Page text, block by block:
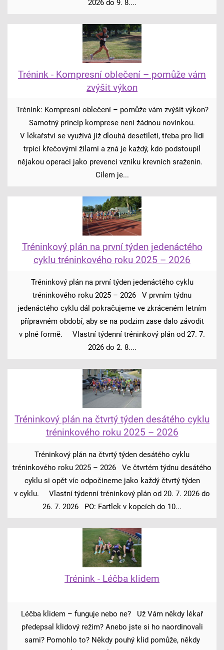
2026 do 9. 8....
Trénink - Kompresní oblečení – pomůže vám
zvýšit výkon
Trénink: Kompresní oblečení – pomůže vám zvýšit výkon?
Samotný princip komprese není žádnou novinkou.
V lékařství se využívá již dlouhá desetiletí, třeba pro lidi
trpící křečovými žilami a zná je každý, kdo podstoupil
nějakou operaci jako prevenci vzniku krevních sraženin.
Cílem je...
Tréninkový plán na první týden jedenáctého
cyklu tréninkového roku 2025 – 2026
Tréninkový plán na první týden jedenáctého cyklu
tréninkového roku 2025 – 2026 V prvním týdnu
jedenáctého cyklu dál pokračujeme ve zkráceném letním
přípravném období, aby se na podzim zase dalo závodit
v plné formě. Vlastní týdenní tréninkový plán od 27. 7.
2026 do 2. 8....
Tréninkový plán na čtvrtý týden desátého cyklu
tréninkového roku 2025 – 2026
Tréninkový plán na čtvrtý týden desátého cyklu
tréninkového roku 2025 – 2026 Ve čtvrtém týdnu desátého
cyklu si opět víc odpočineme jako každý čtvrtý týden
v cyklu. Vlastní týdenní tréninkový plán od 20. 7. 2026 do
26. 7. 2026 PO: Fartlek v kopcích do 10...
Trénink - Léčba klidem
Léčba klidem – funguje nebo ne? Už Vám někdy lékař
předepsal klidový režim? Anebo jste si ho naordinovali
sami? Pomohlo to? Někdy pouhý klid pomůže, někdy